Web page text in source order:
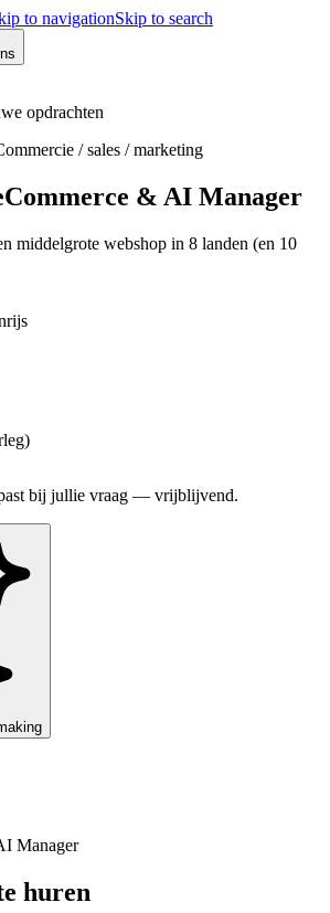
to navigationSkip to search
opdrachten
/ sales / marketing
& AI Manager
middelgrote webshop in 8 landen (en 10
bij jullie vraag — vrijblijvend.
Manager
huren